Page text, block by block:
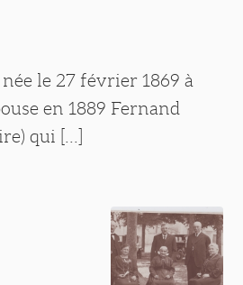
le 27 février 1869 à
en 1889 Fernand
qui [...]